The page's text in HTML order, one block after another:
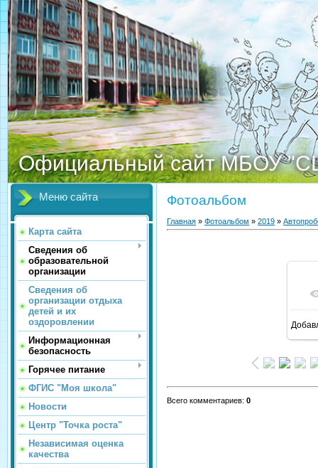
Официальный сайт МБОУ
Меню сайта
Карта сайта
Сведения об
образовательной
организации
Сведения об
организации отдыха
детей и их
оздоровлении
Информационная
безопасность
Горячее питание
ФГИС "Моя школа"
Новости
Центр "Точка роста"
Независимая оценка
качества
Фотоальбом
Главная » Фотоальбом » 2019 »
Всего комментариев: 0